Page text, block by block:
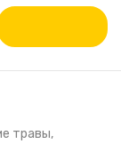
травы,